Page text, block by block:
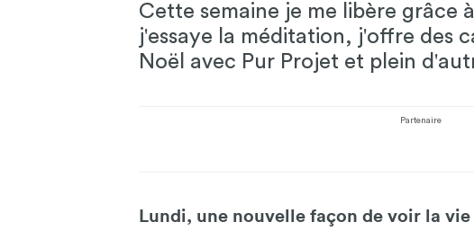
Cette semaine je me libère grâce
j'essaye la méditation, j'offre des
Noël avec Pur Projet et plein
Partenaire
Lundi, une nouvelle façon de voir la